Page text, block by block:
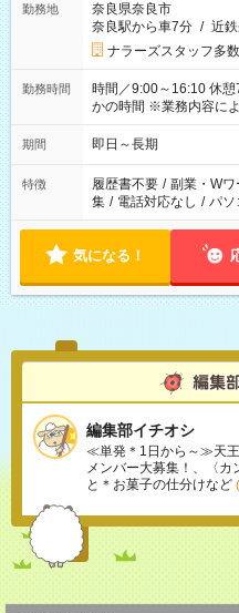
勤務地
奈良県奈良市
奈良駅から車7分 / 近
ナラーズスタッフ多
勤務時間
時間／9:00～16:10 休
かの時間 ※業務内容によっ
日～長期安定 スタート日は相談可能！
～でOK！
期間 即日～長期
特徴 履歴書不要 / 副業・Wワ
集 / 電話対応なし / パソ
気になる！
編集部イチオシ
≪単発＊1日から～≫天王
メンバー大募集！、〈カ
と＊お菓子の仕分けなど